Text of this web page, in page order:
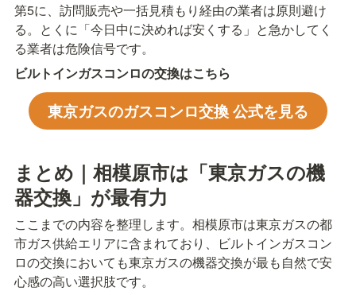
第5に、訪問販売や一括見積もり経由の業者は原則避け
る。とくに「今日中に決めれば安くする」と急かしてく
る業者は危険信号です。
ビルトインガスコンロの交換はこちら
東京ガスのガスコンロ交換 公式を見る
まとめ｜相模原市は「東京ガスの機
器交換」が最有力
ここまでの内容を整理します。相模原市は東京ガスの都
市ガス供給エリアに含まれており、ビルトインガスコン
ロの交換においても東京ガスの機器交換が最も自然で安
心感の高い選択肢です。